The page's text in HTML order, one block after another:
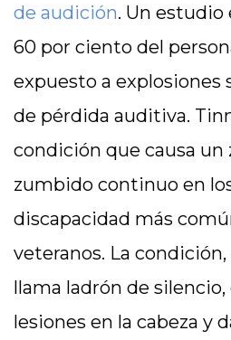
de audición. Un
60 por ciento del
expuesto a explosiones
de pérdida auditiva.
condición que causa un
zumbido continuo en
discapacidad más
veteranos. La condición,
llama ladrón de silencio,
lesiones en la cabeza y